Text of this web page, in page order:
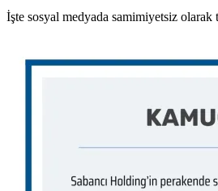
İşte sosyal medyada samimiyetsiz olarak